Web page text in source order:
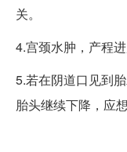
关。
4.宫颈水肿，产程进
5.若在阴道口见到
胎头继续下降，应